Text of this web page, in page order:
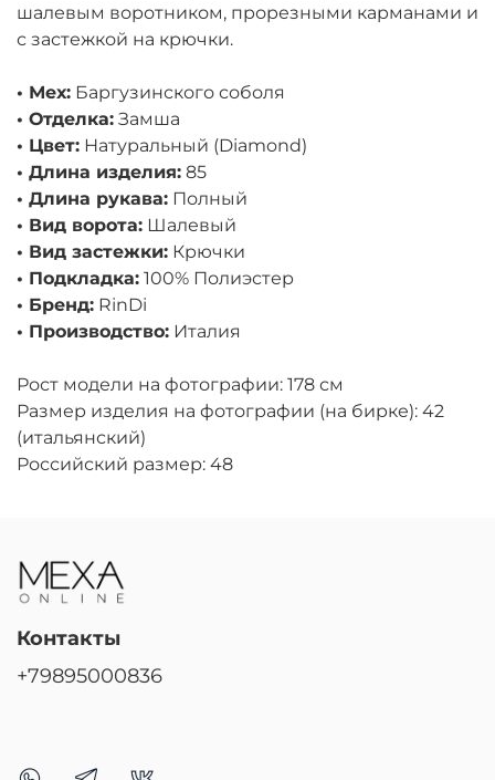
шалевым воротником, прорезными карманами и
с застежкой на крючки.
• Мех: Баргузинского соболя
• Отделка: Замша
• Цвет: Натуральный (Diamond)
• Длина изделия: 85
• Длина рукава: Полный
• Вид ворота: Шалевый
• Вид застежки: Крючки
• Подкладка: 100% Полиэстер
• Бренд: RinDi
• Производство: Италия
Рост модели на фотографии: 178 см
Размер изделия на фотографии (на бирке): 42
(итальянский)
Российский размер: 48
Контакты
+79895000836